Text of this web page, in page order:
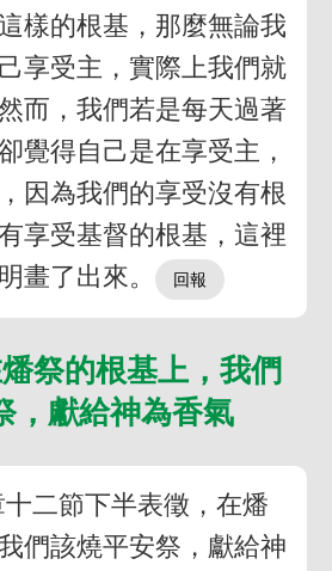
樣的根基，那麼無論我
享受主，實際上我們就
而，我們若是每天過著
覺得自己是在享受主，
因為我們的享受沒有根
享受基督的根基，這裡
畫了出來。
祭的根基上，我們
，獻給神為香氣
二節下半表徵，在燔
們該燒平安祭，獻給神